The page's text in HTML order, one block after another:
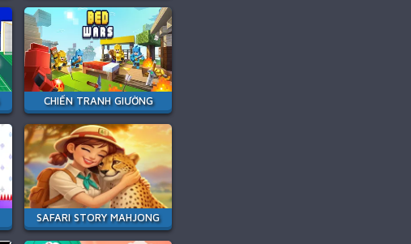
CHIẾN TRANH GIƯỜNG
SAFARI STORY MAHJONG